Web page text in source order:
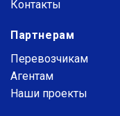
Контакты
Партнерам
Перевозчикам
Агентам
Наши проекты